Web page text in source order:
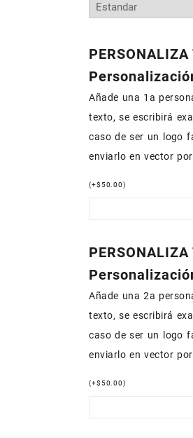
Añade una 1a
texto, se escribirá
caso de ser un logo
enviarlo en vector
(+$50.00)
Añade una 2a
texto, se escribirá
caso de ser un logo
enviarlo en vector
(+$50.00)